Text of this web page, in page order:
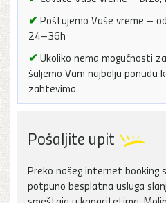
✔ Poštujemo Vaše vreme –
24–36h
✔ Ukoliko nema mogućnosti
šaljemo Vam najbolju ponudu
zahtevima
Pošaljite upit
Preko našeg internet booking
potpuno besplatna usluga